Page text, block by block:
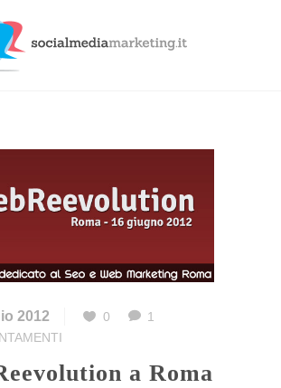
2012 0
1